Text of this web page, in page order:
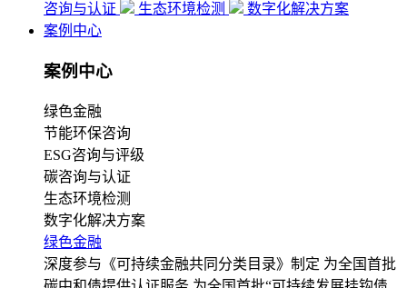
咨询与认证
生态环境检测
数字化解决方案
案例中心
案例中心
绿色金融
节能环保咨询
ESG咨询与评级
碳咨询与认证
生态环境检测
数字化解决方案
绿色金融
深度参与《可持续金融共同分类目录》制定 为全国首批